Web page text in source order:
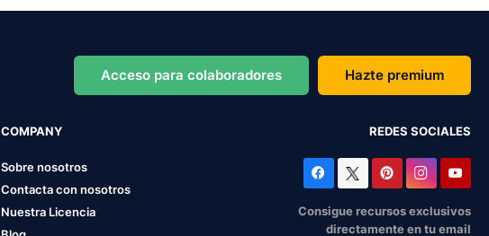
Acceso para colaboradores Hazte premium
COMPANY
Sobre nosotros
Contacta con nosotros
Nuestra Licencia
REDES SOCIALES
Consigue recursos exclusivos
directamente en tu email